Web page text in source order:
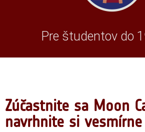
Pre študentov do
Zúčastnite sa Moon
navrhnite si